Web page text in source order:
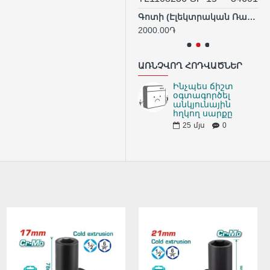
Գոտի (Էլեկտրական Ռանդա` TL1108236-Ի Համար)
2000.00֏
ԱՌՆՉՎՈՂ ՀՈԴՎԱԾՆԵՐ
Ինչպես ճիշտ
օգտագործել
անկյունային
հղկող սարքը
25 մյս 0
ԱՌԿԱ ՉԷ ԱՌԿԱ ՉԷ